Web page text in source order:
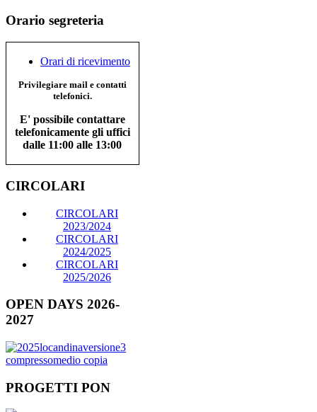
Orario segreteria
Orari di ricevimento
Privilegiare mail e contatti
telefonici.
E' possibile contattare
telefonicamente gli uffici
dalle 11:00 alle 13:00
CIRCOLARI
CIRCOLARI
2023/2024
CIRCOLARI
2024/2025
CIRCOLARI
2025/2026
OPEN DAYS 2026-
2027
PROGETTI PON